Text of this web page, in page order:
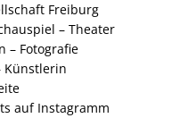
Freiburg
– Theater
– Fotografie
Künstlerin
auf Instagramm